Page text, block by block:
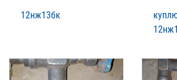
12нж13бк